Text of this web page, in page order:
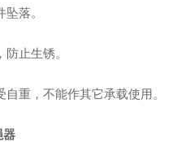
落。
止生锈。
重，不能作其它承载使用。
器